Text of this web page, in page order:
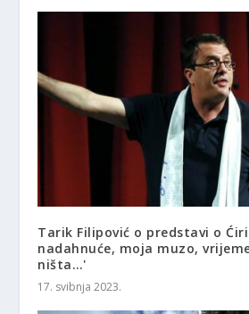
Tarik Filipović o predstavi o
nadahnuće, moja muzo,
ništa…'
17. svibnja 2023.